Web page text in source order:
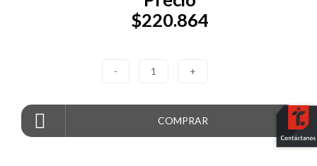
$220.864
- 1 +
COMPRAR